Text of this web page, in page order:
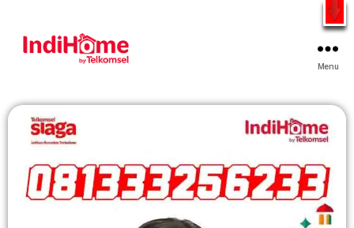
Gratis Pasang Dengan Bayar PDD2 | WiFi 200Rb an By
Menu